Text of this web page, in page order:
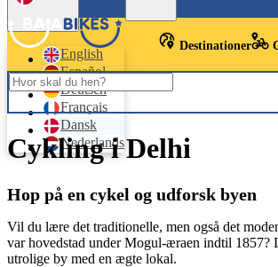
Dansk
English
Español
Deutsch
Français
Dansk
Nederlands
Destinationer
Cykling i Delhi
Hop på en cykel og udforsk byen
Vil du lære det traditionelle, men også det
var hovedstad under Mogul-æraen indtil 1857?
utrolige by med en ægte lokal.